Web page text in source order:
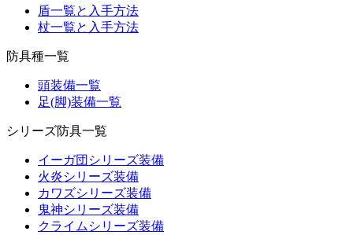
盾一覧と入手方法
杖一覧と入手方法
防具種一覧
頭装備一覧
足(脚)装備一覧
シリーズ防具一覧
イーガ団シリーズ装備
火炎シリーズ装備
カワズシリーズ装備
鬼神シリーズ装備
クライムシリーズ装備